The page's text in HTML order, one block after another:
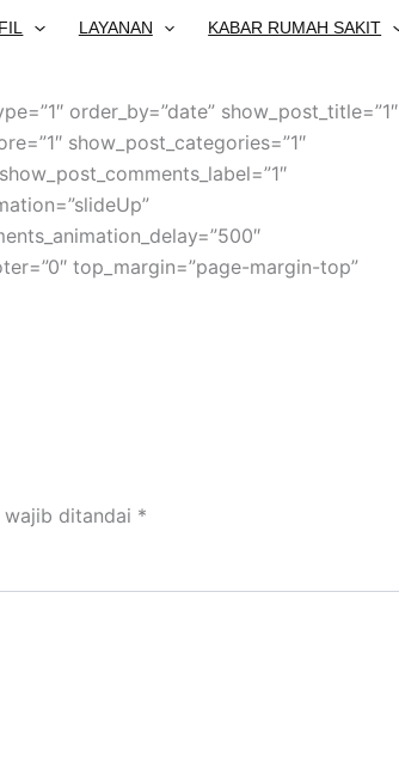
LAYANAN KABAR RUMAH SAKIT
order_by=”date” show_post_title=”1″
show_post_categories=”1″
top_margin=”page-margin-top”
wajib ditandai *